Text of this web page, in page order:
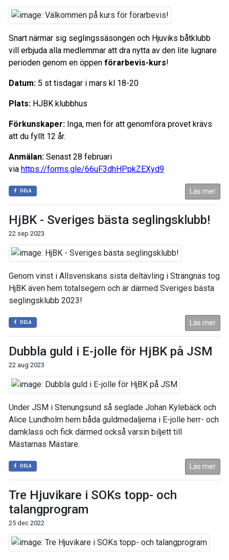
Snart närmar sig seglingssäsongen och Hjuviks båtklubb
vill erbjuda alla medlemmar att dra nytta av den lite lugnare
perioden genom en öppen förarbevis-kurs!
Datum: 5 st tisdagar i mars kl 18-20
Plats: HJBK klubbhus
Förkunskaper: Inga, men för att genomföra provet krävs
att du fyllt 12 år.
Anmälan: Senast 28 februari
via https://forms.gle/66uF3dhHPpkZEXyd9
DELA Läs mer
HjBK - Sveriges bästa seglingsklubb!
22 sep 2023
Genom vinst i Allsvenskans sista deltävling i Strängnäs tog
HjBK även hem totalsegern och är därmed Sveriges bästa
seglingsklubb 2023!
DELA Läs mer
Dubbla guld i E-jolle för HjBK på JSM
22 aug 2023
Under JSM i Stenungsund så seglade Johan Kylebäck och
Alice Lundholm hem båda guldmedaljerna i E-jolle herr- och
damklass och fick därmed också varsin biljett till
Mästarnas Mästare.
DELA Läs mer
Tre Hjuvikare i SOKs topp- och
talangprogram
25 dec 2022